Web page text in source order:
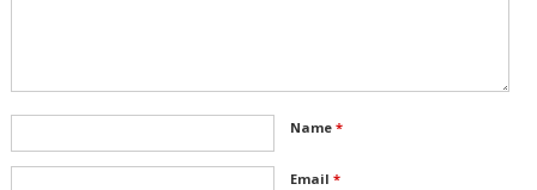
Name *
Email *